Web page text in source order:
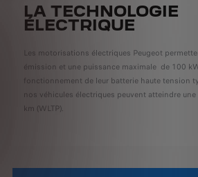
LA TECHNOLOGIE
ÉLECTRIQUE
Les motorisations électriques Peugeot
émission et une puissance maximale de 100
fonctionnement de leur batterie haute tension
nos véhicules électriques peuvent atteindre
km (WLTP).